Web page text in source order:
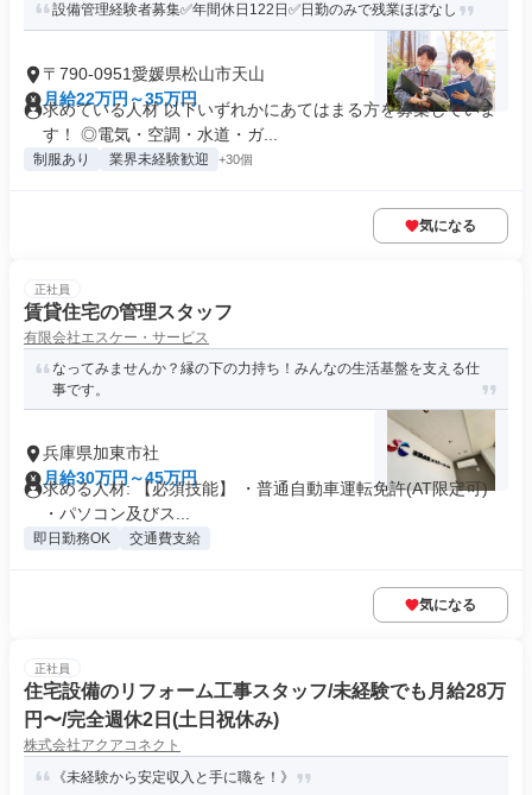
設備管理経験者募集✅年間休日122日✅日勤のみで残業ほぼなし
〒790-0951愛媛県松山市天山
月給22万円～35万円
求めている人材 以下いずれかにあてはまる方を募集していま
す！ ◎電気・空調・水道・ガ...
制服あり 業界未経験歓迎 +30個
気になる
正社員
賃貸住宅の管理スタッフ
有限会社エスケー・サービス
なってみませんか？縁の下の力持ち！みんなの生活基盤を支える仕
事です。
兵庫県加東市社
月給30万円～45万円
求める人材: 【必須技能】 ・普通自動車運転免許(AT限定可)
・パソコン及びス...
即日勤務OK 交通費支給
気になる
正社員
住宅設備のリフォーム工事スタッフ/未経験でも月給28万
円〜/完全週休2日(土日祝休み)
株式会社アクアコネクト
《未経験から安定収入と手に職を！》